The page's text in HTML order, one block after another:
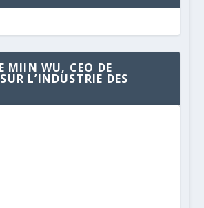
MIIN WU, CEO DE
L’INDUSTRIE DES